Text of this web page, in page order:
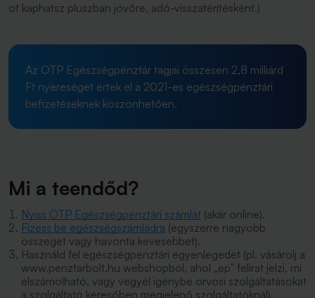
ot kaphatsz pluszban jövőre, adó-visszatérítésként.)
Az OTP Egészségpénztár tagjai összesen 2,8 milliárd
Ft nyereséget értek el a 2021-es egészségpénztári
befizetéseknek köszönhetően.
Mi a teendőd?
Nyiss OTP Egészségpénztári számlát (akár online).
Fizess be egészségszámládra (egyszerre nagyobb
összeget vagy havonta kevesebbet).
Használd fel egészségpénztári egyenlegedet (pl. vásárolj a
www.penztarbolt.hu webshopból, ahol „ep” felirat jelzi, mi
elszámolható, vagy vegyél igénybe orvosi szolgáltatásokat
a szolgáltató keresőben megjelenő szolgáltatóknál).